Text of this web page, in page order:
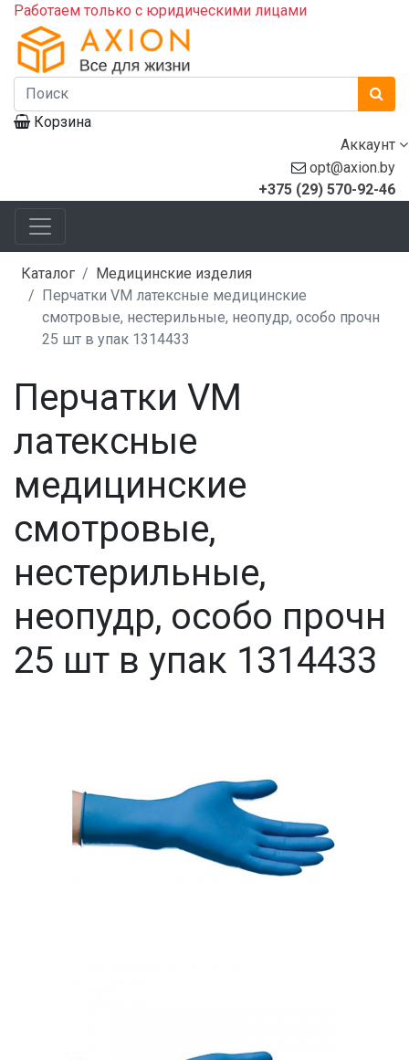
Работаем только с юридическими лицами
Корзина
Аккаунт
opt@axion.by
+375 (29) 570-92-46
Каталог
Медицинские изделия
Перчатки VM латексные медицинские
смотровые, нестерильные, неопудр, особо прочн
25 шт в упак 1314433
Перчатки VM
латексные
медицинские
смотровые,
нестерильные,
неопудр, особо прочн
25 шт в упак 1314433